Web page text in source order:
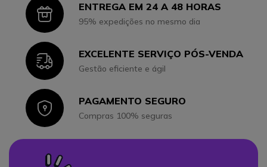
IconENTREGA EM 24 A 48 HORAS
95% expedições no mesmo dia
IconEXCELENTE SERVIÇO PÓS-VENDA
Gestão eficiente e ágil
IconPAGAMENTO SEGURO
Compras 100% seguras